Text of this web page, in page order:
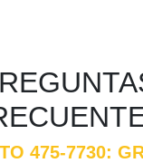
475-7730: